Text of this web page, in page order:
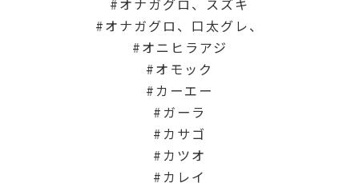
オナガグロ、口太グレ、
オニヒラアジ
オモック
カーエー
ガーラ
カサゴ
カツオ
カレイ